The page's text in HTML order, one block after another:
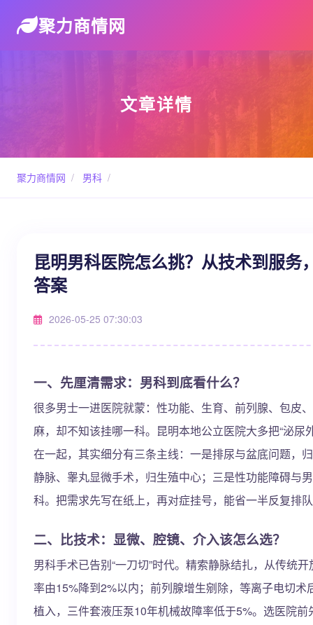
聚力商情网
文章详情
聚力商情网 / 男科 /
昆明男科医院怎么挑？从技术到服务
答案
2026-05-25 07:30:03
一、先厘清需求：男科到底看什么？
很多男士一进医院就蒙：性功能、生育、前列腺、包
麻，却不知该挂哪一科。昆明本地公立医院大多把“泌尿
在一起，其实细分有三条主线：一是排尿与盆底问题，
静脉、睾丸显微手术，归生殖中心；三是性功能障碍与
科。把需求先写在纸上，再对症挂号，能省一半反复排
二、比技术：显微、腔镜、介入该怎么选？
男科手术已告别“一刀切”时代。精索静脉结扎，从传统
率由15%降到2%以内；前列腺增生剜除，等离子电切
植入，三件套液压泵10年机械故障率低于5%。选医院前